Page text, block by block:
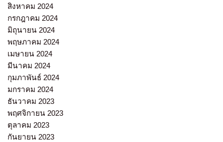
สิงหาคม 2024
กรกฎาคม 2024
มิถุนายน 2024
พฤษภาคม 2024
เมษายน 2024
มีนาคม 2024
กุมภาพันธ์ 2024
มกราคม 2024
ธันวาคม 2023
พฤศจิกายน 2023
ตุลาคม 2023
กันยายน 2023